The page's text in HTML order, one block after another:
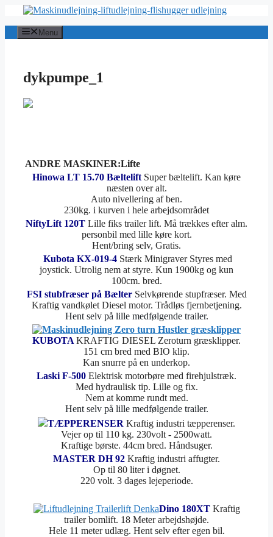
indhold
Menu
dykpumpe_1
ANDRE MASKINER:Lifte
Hinowa LT 15.70 Bæltelift Super bæltelift. Kan køre
næsten over alt.
Auto nivellering af ben.
230kg. i kurven i hele arbejdsområdet
NiftyLift 120T Lille fiks trailer lift. Må trækkes efter alm.
personbil med lille køre kort.
Hent/bring selv, Gratis.
Kubota KX-019-4 Stærk Minigraver Styres med
joystick. Utrolig nem at styre. Kun 1900kg og kun
100cm. bred.
FSI stubfræser på Bælter Selvkørende stupfræser. Med
Kraftig vandkølet Diesel motor. Trådløs fjernbetjening.
Hent selv på lille medfølgende trailer.
KUBOTA KRAFTIG DIESEL Zeroturn græsklipper.
151 cm bred med BIO klip.
Kan snurre på en underkop.
Laski F-500 Elektrisk motorbøre med firehjulstræk.
Med hydraulisk tip. Lille og fix.
Nem at komme rundt med.
Hent selv på lille medfølgende trailer.
TÆPPERENSER Kraftig industri tæpperenser.
Vejer op til 110 kg. 230volt - 2500watt.
Kraftige børste. 44cm bred. Håndsuger.
MASTER DH 92 Kraftig industri affugter.
Op til 80 liter i døgnet.
220 volt. 3 dages lejeperiode.
Dino 180XT Kraftig
trailer bomlift. 18 Meter arbejdshøjde.
Hele 11 meter udlæg. Hent selv efter egen bil.